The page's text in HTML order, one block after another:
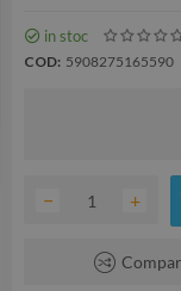
in stoc
COD: 5908275165590
+
−